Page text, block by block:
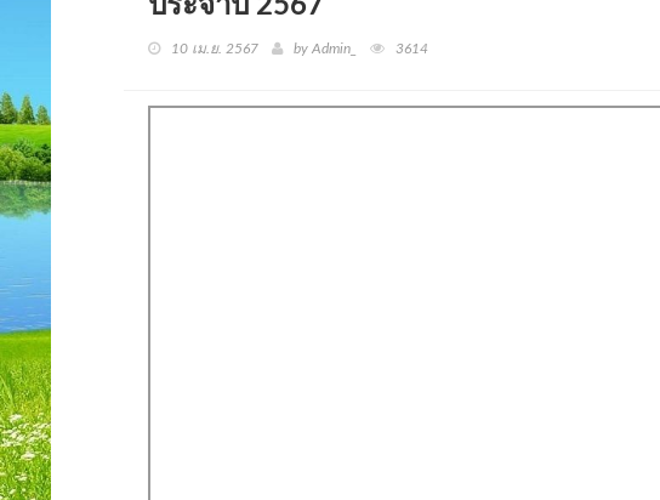
ประจำปี 2567
10 เม.ย. 2567 by Admin_ 3614